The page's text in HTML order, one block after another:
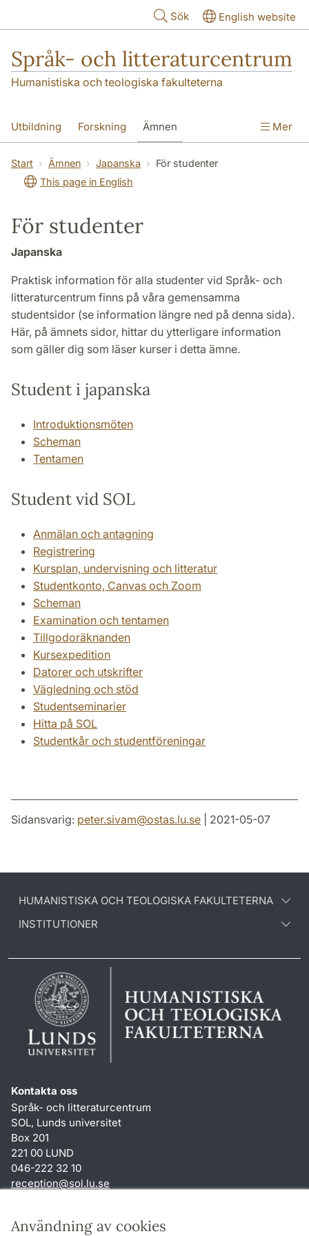
Användning av cookies
Sök English website
Språk- och litteraturcentrum
Humanistiska och teologiska fakulteterna
Utbildning Forskning Ämnen
SOL-husen Kontakt Institutionen
översättning till svenska
Mer
Start Ämnen Japanska
För studenter
This page in English
För studenter
Japanska
Praktisk information för alla studenter vid Språk- och
litteraturcentrum finns på våra gemensamma
studentsidor (se information längre ned på denna sida).
Här, på ämnets sidor, hittar du ytterligare information
som gäller dig som läser kurser i detta ämne.
Student i japanska
Introduktionsmöten
Scheman
Tentamen
Student vid SOL
Anmälan och antagning
Registrering
Kursplan, undervisning och litteratur
Studentkonto, Canvas och Zoom
Scheman
Examination och tentamen
Tillgodoräknanden
Kursexpedition
Datorer och utskrifter
Vägledning och stöd
Studentseminarier
Hitta på SOL
Studentkår och studentföreningar
Sidansvarig: peter.sivam@ostas.lu.se | 2021-05-07
HUMANISTISKA OCH TEOLOGISKA FAKULTETERNA
INSTITUTIONER
Kontakta oss
Språk- och litteraturcentrum
SOL, Lunds universitet
Box 201
221 00 LUND
046-222 32 10
reception@sol.lu.se
Genvägar